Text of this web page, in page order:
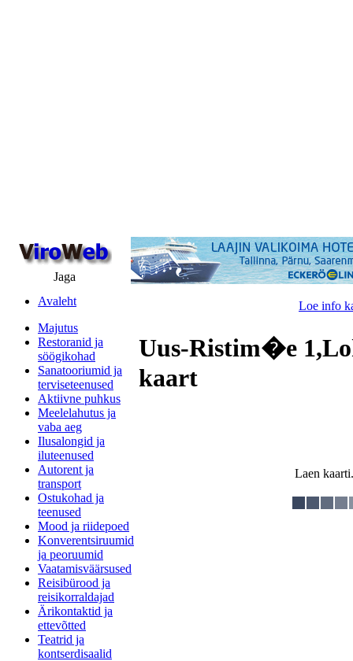
Jaga
Avaleht
Majutus
Restoranid ja
söögikohad
Sanatooriumid ja
terviseteenused
Aktiivne puhkus
Meelelahutus ja
vaba aeg
Ilusalongid ja
iluteenused
Autorent ja
transport
Ostukohad ja
teenused
Mood ja riidepoed
Konverentsiruumid
ja peoruumid
Vaatamisväärsused
Reisibürood ja
reisikorraldajad
Ärikontaktid ja
ettevõtted
Teatrid ja
kontserdisaalid
Loe info
Uus-Ristim�e
kaart
Laen